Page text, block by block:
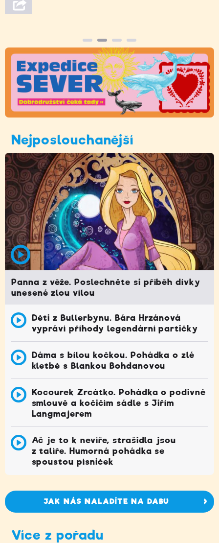
Nejposlouchanější
Panna z věže. Poslechněte si příběh dívky
unesené zlou vílou
Děti z Bullerbynu. Bára Hrzánová
vypráví příhody legendární partičky
Dáma s bílou kočkou. Pohádka o zlé
kletbě s Blankou Bohdanovou
Kocourek Zrcátko. Pohádka o podivné
smlouvě a kočičím sádle s Jiřím
Langmajerem
Ač je to k nevíře, strašidla jsou
z talíře. Humorná pohádka se
spoustou písniček
JAK NÁS NALADÍTE NA DABU
Více z pořadu